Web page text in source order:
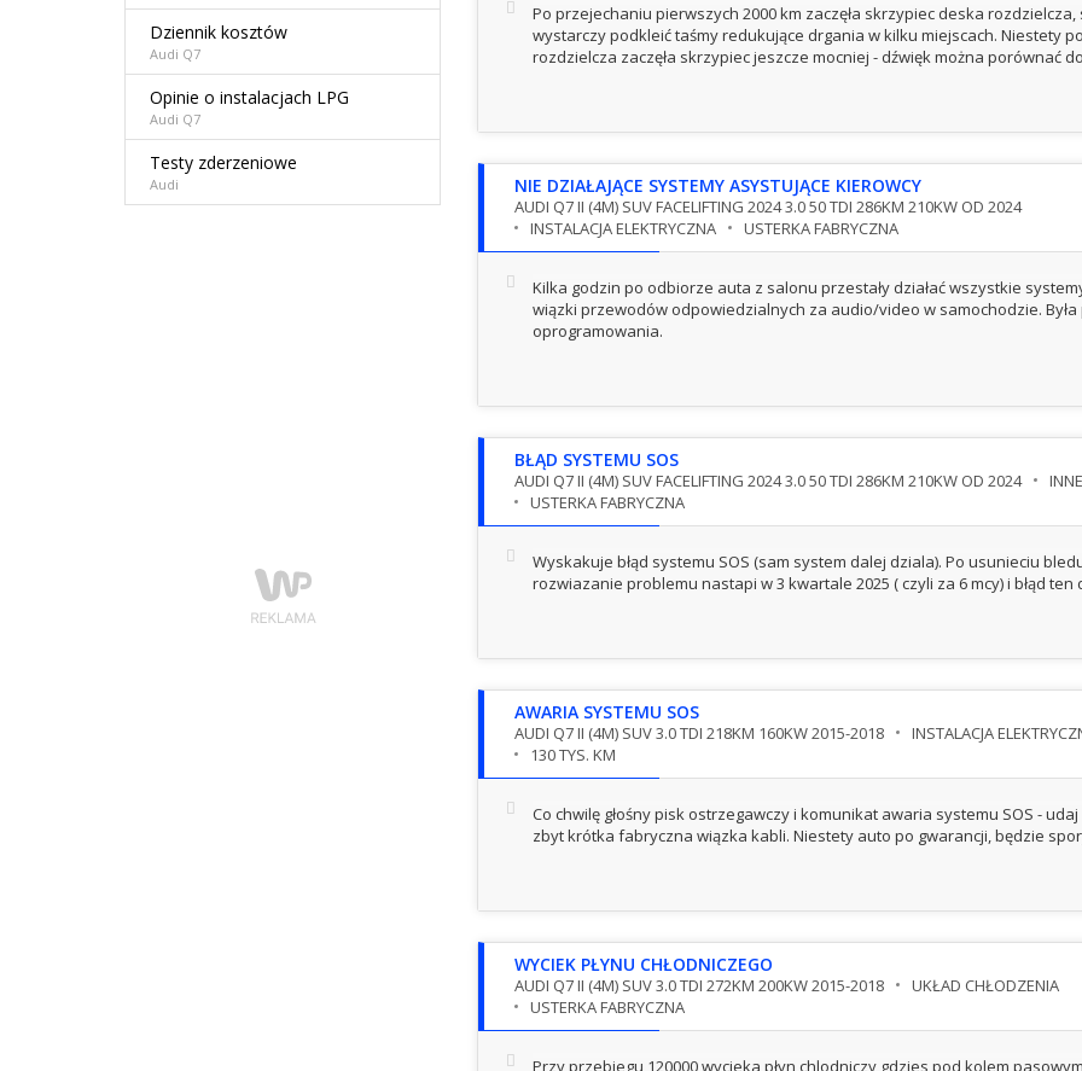
Po przejechaniu pierwszych 2000 km zaczęła skrzypiec deska
wystarczy podkleić taśmy redukujące drgania w kilku miejscach. Niestety
rozdzielcza zaczęła skrzypiec jeszcze mocniej - dźwięk można porównać
NIE DZIAŁAJĄCE SYSTEMY ASYSTUJĄCE KIEROWCY
AUDI Q7 II (4M) SUV FACELIFTING 2024 3.0 50 TDI 286KM 210KW OD 2024
INSTALACJA ELEKTRYCZNA
USTERKA FABRYCZNA
Kilka godzin po odbiorze auta z salonu przestały działać wszystkie
wiązki przewodów odpowiedzialnych za audio/video w samochodzie.
oprogramowania.
BŁĄD SYSTEMU SOS
AUDI Q7 II (4M) SUV FACELIFTING 2024 3.0 50 TDI 286KM 210KW OD 2024
INNE
USTERKA FABRYCZNA
Wyskakuje błąd systemu SOS (sam system dalej dziala). Po usunieciu
rozwiazanie problemu nastapi w 3 kwartale 2025 ( czyli za 6 mcy) i błąd
AWARIA SYSTEMU SOS
AUDI Q7 II (4M) SUV 3.0 TDI 218KM 160KW 2015-2018
INSTALACJA
130 TYS. KM
Co chwilę głośny pisk ostrzegawczy i komunikat awaria systemu SOS -
zbyt krótka fabryczna wiązka kabli. Niestety auto po gwarancji, będzie
WYCIEK PŁYNU CHŁODNICZEGO
AUDI Q7 II (4M) SUV 3.0 TDI 272KM 200KW 2015-2018
UKŁAD CHŁODZENIA
USTERKA FABRYCZNA
Przy przebiegu 120000 wycieka płyn chlodniczy gdzies pod kolem
Dziennik kosztów
Audi Q7
Opinie o instalacjach LPG
Audi Q7
Testy zderzeniowe
Audi